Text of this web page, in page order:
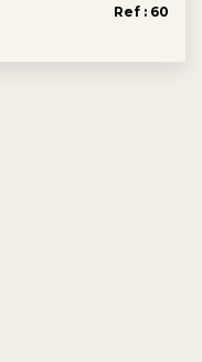
Ref : 60